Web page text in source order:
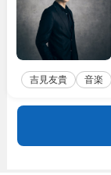
吉見友貴 音楽